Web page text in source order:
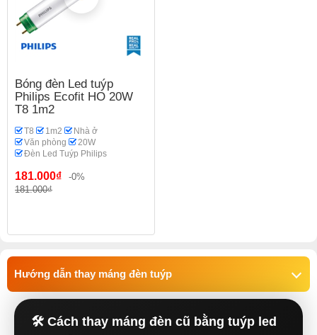
Bóng đèn Led tuýp
Philips Ecofit HO 20W
T8 1m2
T8 1m2
Nhà ở
Văn phòng
20W
Đèn Led Tuýp Philips
181.000₫
-0%
181.000₫
Hướng dẫn thay máng đèn tuýp
🛠️ Cách thay máng đèn cũ bằng tuýp led